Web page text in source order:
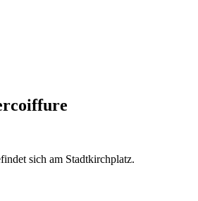
sich am Stadtkirchplatz.